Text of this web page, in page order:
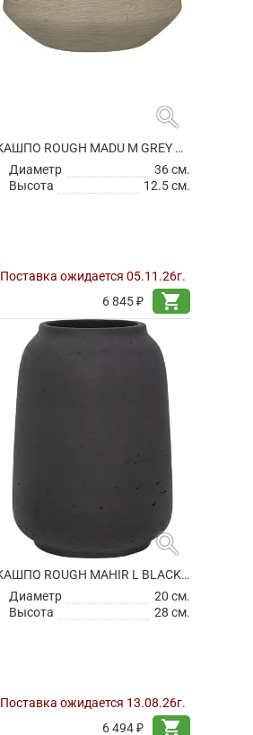
search
КАШПО ROUGH MADU M GREY WASHED
Диаметр
36 см.
Высота
12.5 см.
Поставка ожидается 05.11.26г.
6 845 ₽
shopping_cart
search
КАШПО ROUGH MAHIR L BLACK WASHED
Диаметр
20 см.
Высота
28 см.
Поставка ожидается 13.08.26г.
6 494 ₽
shopping_cart